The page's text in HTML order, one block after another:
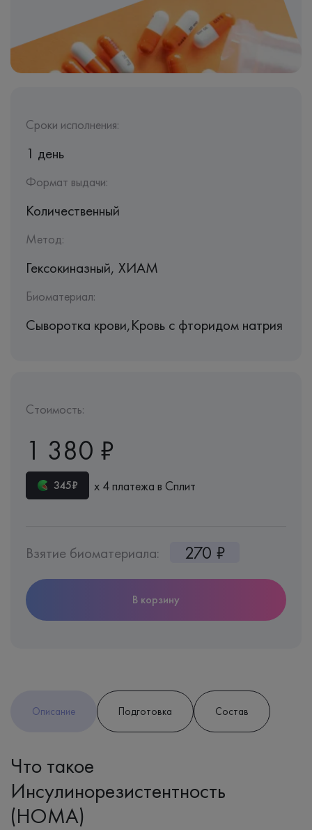
Сроки исполнения:
1 день
Формат выдачи:
Количественный
Метод:
Гексокиназный, ХИАМ
Биоматериал:
Сыворотка крови,Кровь с фторидом натрия
Стоимость:
1 380 ₽
345₽ х 4 платежа в Сплит
Взятие биоматериала: 270 ₽
В корзину
Описание Подготовка Состав
Что такое
Инсулинорезистентность
(HOMA)